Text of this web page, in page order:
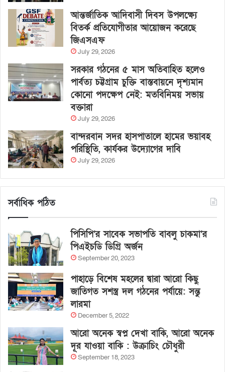
আন্তর্জাতিক আদিবাসী দিবস উপলক্ষ্যে
বিতর্ক প্রতিযোগীতার আয়োজন করেছে
জিএসএফ
July 29, 2026
সরকার গঠনের ৫ মাস অতিবাহিত হলেও
পার্বত্য চট্টগ্রাম চুক্তি বাস্তবায়নে দৃশ্যমান
কোনো পদক্ষেপ নেই: মতবিনিময় সভায়
বক্তারা
July 29, 2026
বান্দরবান সদর হাসপাতালে হামের ভয়াবহ
পরিস্থিতি, কার্যকর উদ্যোগের দাবি
July 29, 2026
সর্বাধিক পঠিত
পিসিপি’র সাবেক সভাপতি বাবলু চাকমা’র
পিএইচডি ডিগ্রি অর্জন
September 20, 2023
পাহাড়ে বিশেষ মহলের দ্বারা আরো কিছু
জাতিগত সশস্ত্র দল গঠনের পর্যায়ে: সন্তু
লারমা
December 5, 2022
আরো অনেক স্বপ্ন দেখা বাকি, আরো অনেক
দূর যাওয়া বাকি : উক্রাচিং চৌধুরী
September 18, 2023